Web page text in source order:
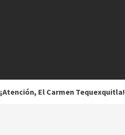
¡Atención, El Carmen Tequexquitla!